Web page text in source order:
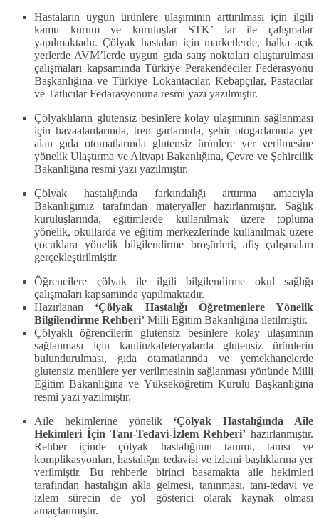
Hastaların uygun ürünlere ulaşımının arttırılması için ilgili
kamu kurum ve kuruluşlar STK’ lar ile çalışmalar
yapılmaktadır. Çölyak hastaları için marketlerde, halka açık
yerlerde AVM’lerde uygun gıda satış noktaları oluşturulması
çalışmaları kapsamında Türkiye Perakendeciler Federasyonu
Başkanlığına ve Türkiye Lokantacılar, Kebapçılar, Pastacılar
ve Tatlıcılar Fedarasyonuna resmi yazı yazılmıştır.
Çölyaklıların glutensiz besinlere kolay ulaşımının sağlanması
için havaalanlarında, tren garlarında, şehir otogarlarında yer
alan gıda otomatlarında glutensiz ürünlere yer verilmesine
yönelik Ulaştırma ve Altyapı Bakanlığına, Çevre ve Şehircilik
Bakanlığına resmi yazı yazılmıştır.
Çölyak hastalığında farkındalığı arttırma amacıyla
Bakanlığımız tarafından materyaller hazırlanmıştır. Sağlık
kuruluşlarında, eğitimlerde kullanılmak üzere topluma
yönelik, okullarda ve eğitim merkezlerinde kullanılmak üzere
çocuklara yönelik bilgilendirme broşürleri, afiş çalışmaları
gerçekleştirilmiştir.
Öğrencilere çölyak ile ilgili bilgilendirme okul sağlığı
çalışmaları kapsamında yapılmaktadır.
Hazırlanan ‘Çölyak Hastalığı Öğretmenlere Yönelik
Bilgilendirme Rehberi’ Milli Eğitim Bakanlığına iletilmiştir.
Çölyaklı öğrencilerin glutensiz besinlere kolay ulaşımının
sağlanması için kantin/kafeteryalarda glutensiz ürünlerin
bulundurulması, gıda otamatlarında ve yemekhanelerde
glutensiz menülere yer verilmesinin sağlanması yönünde Milli
Eğitim Bakanlığına ve Yükseköğretim Kurulu Başkanlığına
resmi yazı yazılmıştır.
Aile hekimlerine yönelik ‘Çölyak Hastalığında Aile
Hekimleri İçin Tanı-Tedavi-İzlem Rehberi’ hazırlanmıştır.
Rehber içinde çölyak hastalığının tanımı, tanısı ve
komplikasyonları, hastalığın tedavisi ve izlemi başlıklarına yer
verilmiştir. Bu rehberle birinci basamakta aile hekimleri
tarafından hastalığın akla gelmesi, tanınması, tanı-tedavi ve
izlem sürecin de yol gösterici olarak kaynak olması
amaçlanmıştır.